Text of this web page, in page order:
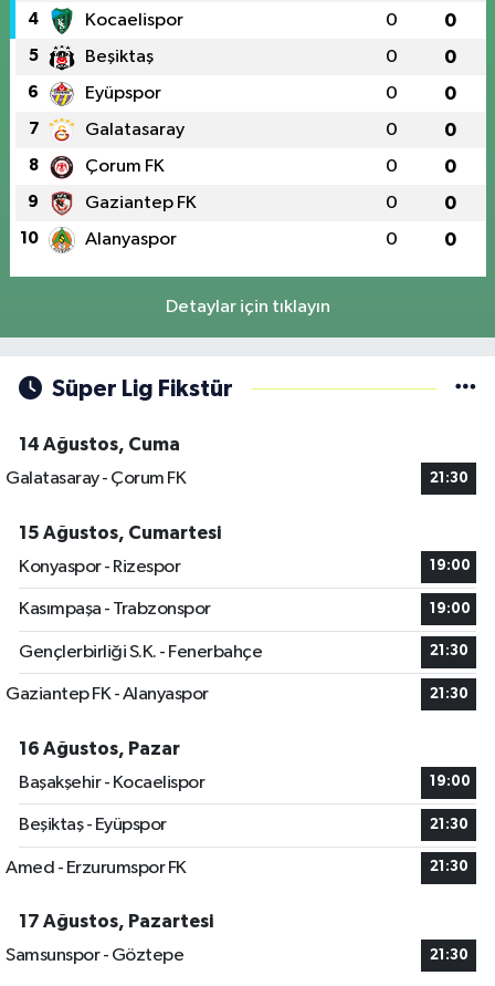
4 Kocaelispor 0 0
5 Beşiktaş 0 0
6 Eyüpspor 0 0
7 Galatasaray 0 0
8 Çorum FK 0 0
9 Gaziantep FK 0 0
10 Alanyaspor 0 0
Detaylar için tıklayın
Süper Lig Fikstür
14 Ağustos, Cuma
Galatasaray - Çorum FK
21:30
15 Ağustos, Cumartesi
Konyaspor - Rizespor
19:00
Kasımpaşa - Trabzonspor 19:00
Gençlerbirliği S.K. - Fenerbahçe 21:30
Gaziantep FK - Alanyaspor 21:30
16 Ağustos, Pazar
Başakşehir - Kocaelispor
19:00
Beşiktaş - Eyüpspor 21:30
Amed - Erzurumspor FK 21:30
17 Ağustos, Pazartesi
Samsunspor - Göztepe
21:30